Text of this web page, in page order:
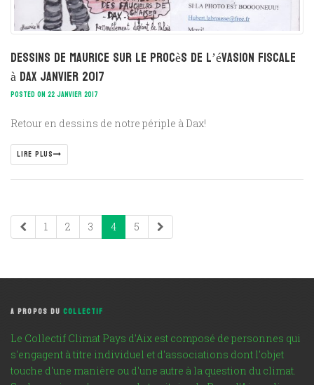
Dessins de Maurice sur le procès de l’évasion fiscale
à Dax janvier 2017
POSTED ON 22 JANVIER 2017
Retour en dessins de notre périple à Dax!
LIRE PLUS
1 2 3 4 5
A PROPOS DUCOLLECTIF
Le Collectif Climat Pays d'Aix est composé de personnes qui
s'engagent à titre individuel et d'associations dont l'objet
touche d'une manière ou d'une autre à la question du climat.